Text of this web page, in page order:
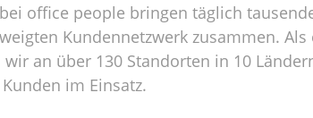
office people bringen täglich
Kundennetzwerk zusammen.
wir an über 130 Standorten in 10
im Einsatz.